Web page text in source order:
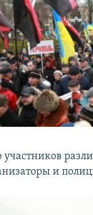
участников
и